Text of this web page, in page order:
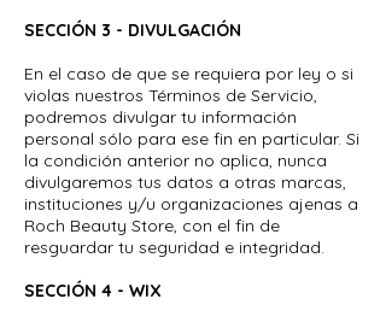
SECCIÓN 3 - DIVULGACIÓN
En el caso de que se requiera por ley o si
violas nuestros Términos de Servicio,
podremos divulgar tu información
personal sólo para ese fin en particular. Si
la condición anterior no aplica, nunca
divulgaremos tus datos a otras marcas,
instituciones y/u organizaciones ajenas a
Roch Beauty Store, con el fin de
resguardar tu seguridad e integridad.
SECCIÓN 4 - WIX